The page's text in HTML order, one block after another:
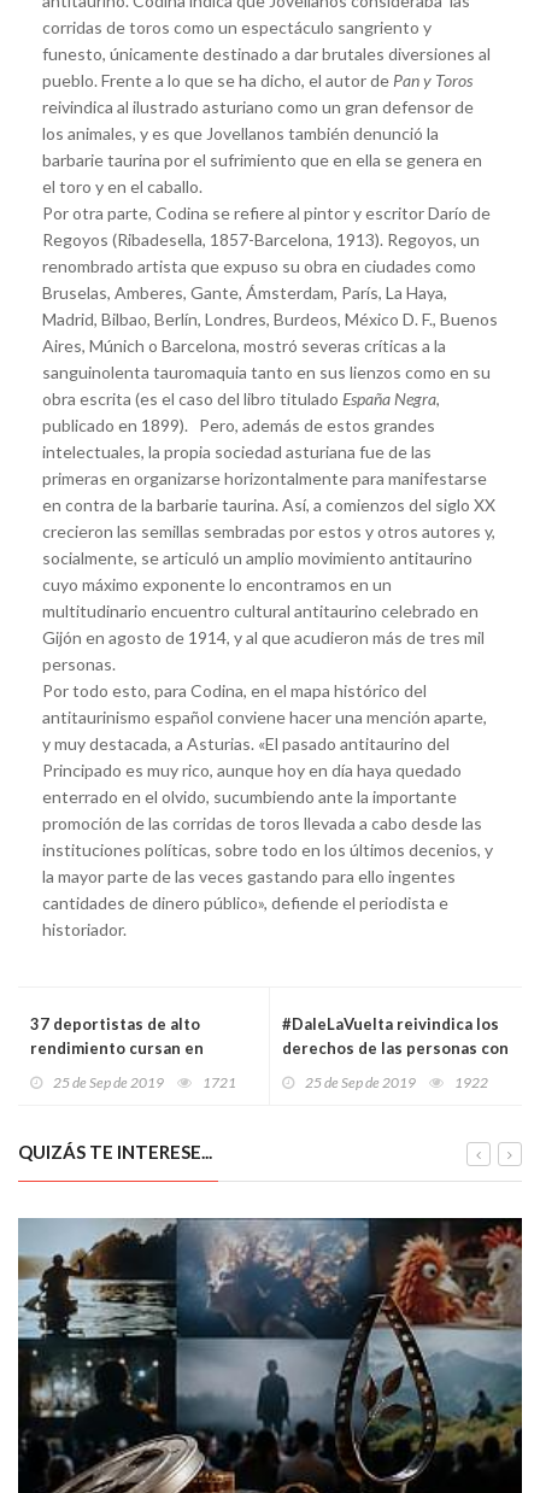
corridas de toros como un espectáculo sangriento y
funesto, únicamente destinado a dar brutales diversiones al
pueblo. Frente a lo que se ha dicho, el autor de Pan y Toros
reivindica al ilustrado asturiano como un gran defensor de
los animales, y es que Jovellanos también denunció la
barbarie taurina por el sufrimiento que en ella se genera en
el toro y en el caballo.
Por otra parte, Codina se refiere al pintor y escritor Darío de
Regoyos (Ribadesella, 1857-Barcelona, 1913). Regoyos, un
renombrado artista que expuso su obra en ciudades como
Bruselas, Amberes, Gante, Ámsterdam, París, La Haya,
Madrid, Bilbao, Berlín, Londres, Burdeos, México D. F., Buenos
Aires, Múnich o Barcelona, mostró severas críticas a la
sanguinolenta tauromaquia tanto en sus lienzos como en su
obra escrita (es el caso del libro titulado España Negra,
publicado en 1899). Pero, además de estos grandes
intelectuales, la propia sociedad asturiana fue de las
primeras en organizarse horizontalmente para manifestarse
en contra de la barbarie taurina. Así, a comienzos del siglo XX
crecieron las semillas sembradas por estos y otros autores y,
socialmente, se articuló un amplio movimiento antitaurino
cuyo máximo exponente lo encontramos en un
multitudinario encuentro cultural antitaurino celebrado en
Gijón en agosto de 1914, y al que acudieron más de tres mil
personas.
Por todo esto, para Codina, en el mapa histórico del
antitaurinismo español conviene hacer una mención aparte,
y muy destacada, a Asturias. «El pasado antitaurino del
Principado es muy rico, aunque hoy en día haya quedado
enterrado en el olvido, sucumbiendo ante la importante
promoción de las corridas de toros llevada a cabo desde las
instituciones políticas, sobre todo en los últimos decenios, y
la mayor parte de las veces gastando para ello ingentes
cantidades de dinero público», defiende el periodista e
historiador.
37 deportistas de alto
rendimiento cursan en
Principado
25 de Sep de 2019 1721
#DaleLaVuelta reivindica los
derechos de las personas con
25 de Sep de 2019 1922
QUIZÁS TE INTERESE...